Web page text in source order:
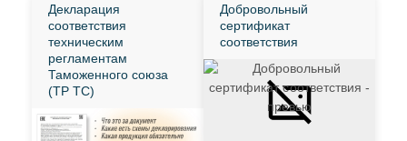
Декларация
соответствия
техническим
регламентам
Таможенного союза
(ТР ТС)
Добровольный
сертификат
соответствия